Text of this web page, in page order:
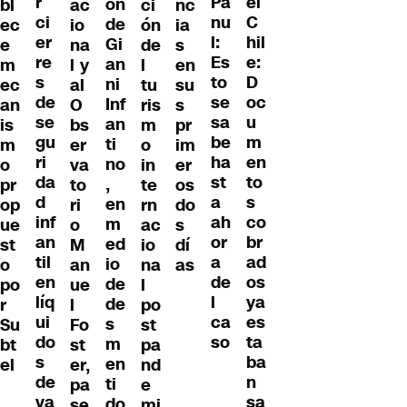
bl
ec
e
m
ec
an
is
m
o
pr
op
ue
st
o
po
r
Su
bt
el
ci
er
re
s
de
se
gu
ri
da
d
inf
an
til
en
líq
ui
do
s
de
va
ac
io
na
l y
al
O
bs
er
va
to
ri
o
M
an
ue
l
Fo
st
er,
pa
de
Gi
an
ni
Inf
an
ti
no
,
en
m
ed
io
de
de
s
m
en
ti
ci
ón
de
l
tu
ris
m
o
in
te
rn
ac
io
na
l
po
st
pa
nd
e
nc
ia
s
en
su
s
pr
im
er
os
do
s
dí
as
nu
l:
Es
to
se
sa
be
ha
st
a
ah
or
a
de
l
ca
so
C
hil
e:
D
oc
u
m
en
to
s
co
br
ad
os
ya
es
ta
ba
n